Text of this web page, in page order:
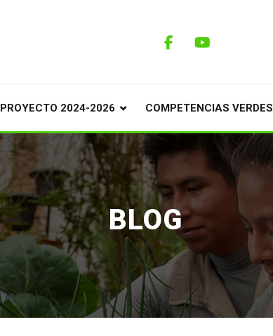
PROYECTO 2024-2026 COMPETENCIAS VERDES
BLOG